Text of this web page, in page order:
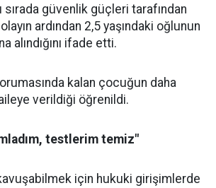
sırada güvenlik güçleri tarafından
olayın ardından 2,5 yaşındaki oğlunun
alındığını ifade etti.
kalan çocuğun daha
verildiği öğrenildi.
testlerim temiz"
için hukuki girişimlerde